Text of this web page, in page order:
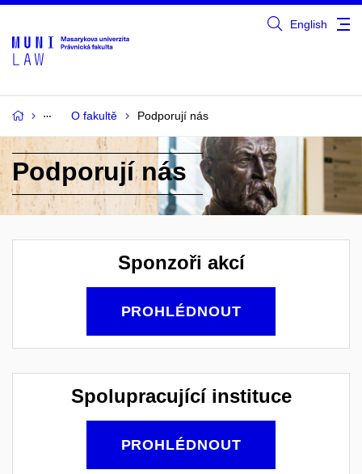
English
O fakultě Podporují nás
Podporují nás
Sponzoři akcí
PROHLÉDNOUT
Spolupracující instituce
PROHLÉDNOUT